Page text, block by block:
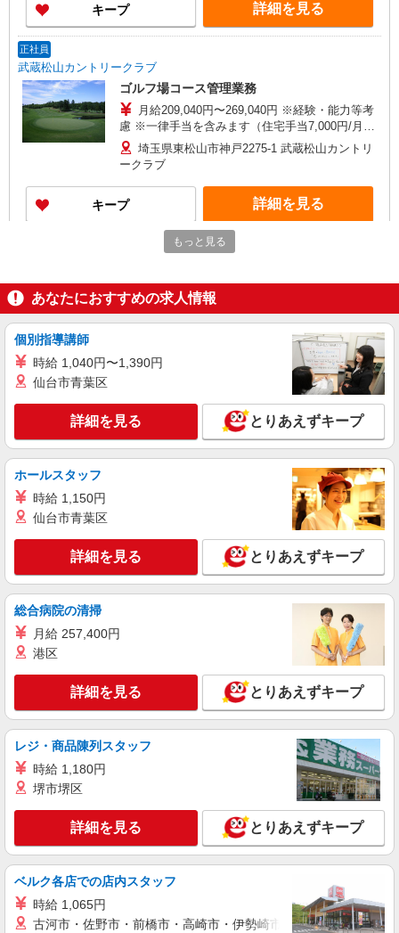
キープ 詳細を見る
正社員
武蔵松山カントリークラブ
ゴルフ場コース管理業務
月給209,040円〜269,040円 ※経験・能力等考
慮 ※一律手当を含みます（住宅手当7,000円/月、
出勤手当7,000円/月） ※試用期間3ヶ月有 試用期
間終了後、現場手当20,000円/月を支給します
埼玉県東松山市神戸2275-1 武蔵松山カントリ
ークラブ
キープ 詳細を見る
もっと見る
あなたにおすすめの求人情報
個別指導講師
時給 1,040円〜1,390円
仙台市青葉区
詳細を見る とりあえずキープ
ホールスタッフ
時給 1,150円
仙台市青葉区
詳細を見る とりあえずキープ
総合病院の清掃
月給 257,400円
港区
詳細を見る とりあえずキープ
レジ・商品陳列スタッフ
時給 1,180円
堺市堺区
詳細を見る とりあえずキープ
ベルク各店での店内スタッフ
時給 1,065円
古河市・佐野市・前橋市・高崎市・伊勢崎市・太田市・館林市